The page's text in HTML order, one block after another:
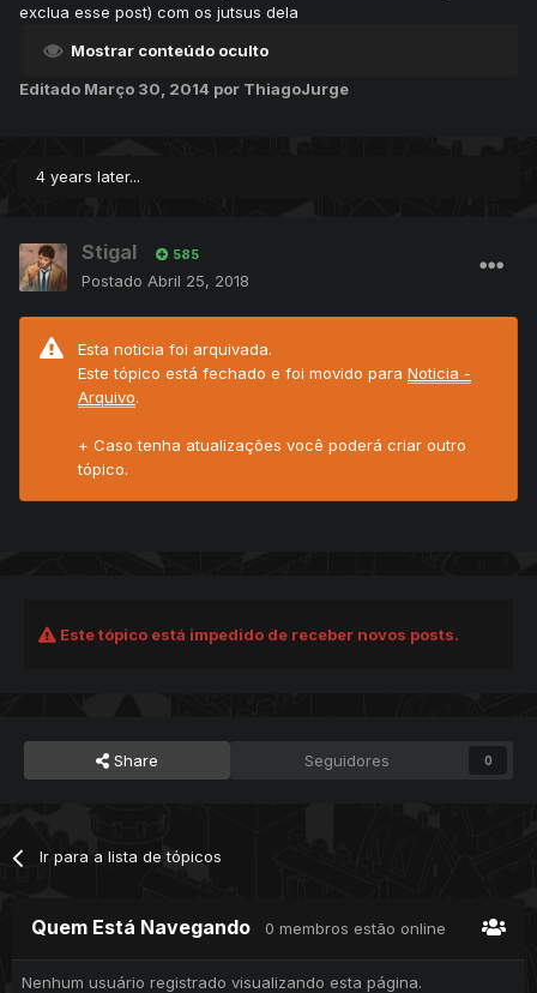
exclua esse post) com os jutsus dela
Mostrar conteúdo oculto
Editado Março 30, 2014 por ThiagoJurge
4 years later...
Stigal 585
Postado Abril 25, 2018
Esta noticia foi arquivada.
Este tópico está fechado e foi movido para Noticia -
Arquivo.
+ Caso tenha atualizações você poderá criar outro
tópico.
Este tópico está impedido de receber novos posts.
Share Seguidores 0
Ir para a lista de tópicos
Quem Está Navegando 0 membros estão online
Nenhum usuário registrado visualizando esta página.